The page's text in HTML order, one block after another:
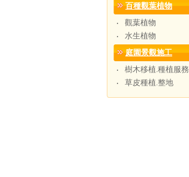
百種觀葉植物
‧
觀葉植物
‧
水生植物
庭園景觀施工
‧
樹木移植.種植服務
‧
草皮種植.整地